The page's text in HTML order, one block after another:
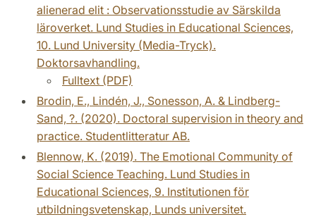
alienerad elit : Observationsstudie av Särskilda
läroverket. Lund Studies in Educational Sciences,
10. Lund University (Media-Tryck).
Doktorsavhandling.
Fulltext (PDF)
Brodin, E., Lindén, J., Sonesson, A. & Lindberg-
Sand, ?. (2020). Doctoral supervision in theory and
practice. Studentlitteratur AB.
Blennow, K. (2019). The Emotional Community of
Social Science Teaching. Lund Studies in
Educational Sciences, 9. Institutionen för
utbildningsvetenskap, Lunds universitet.